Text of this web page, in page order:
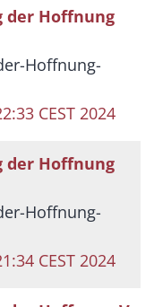
der Hoffnung
Hoffnung-
CEST 2024
der Hoffnung
Hoffnung-
CEST 2024